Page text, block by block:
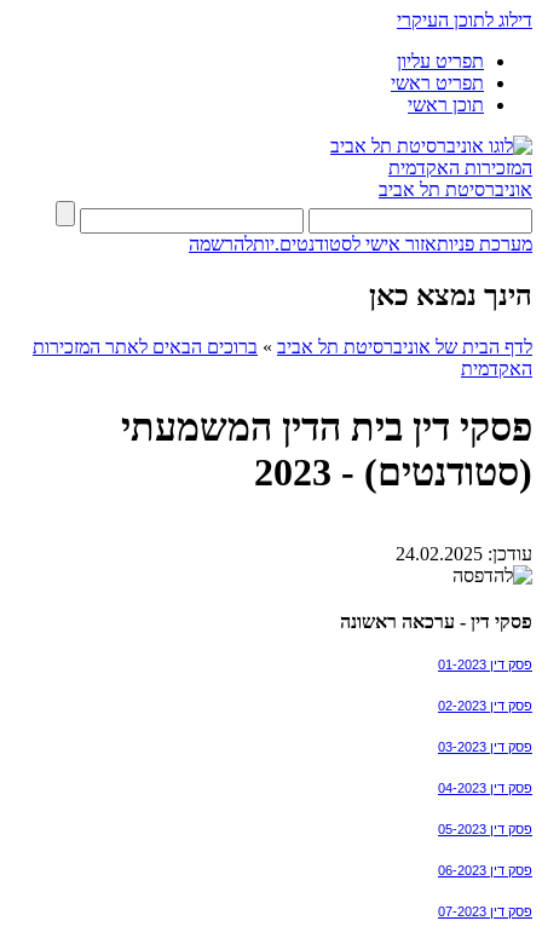
דילוג לתוכן העיקרי
תפריט עליון
תפריט ראשי
תוכן ראשי
המזכירות האקדמית
אוניברסיטת תל אביב
מערכת פניותאזור אישי לסטודנטים.יותלהרשמה
הינך נמצא כאן
לדף הבית של אוניברסיטת תל אביב » ברוכים הבאים לאתר המזכירות
האקדמית
פסקי דין בית הדין המשמעתי
(סטודנטים) - 2023
עודכן: 24.02.2025
פסקי דין - ערכאה ראשונה
פסק דין 01-2023
פסק דין 02-2023
פסק דין 03-2023
פסק דין 04-2023
פסק דין 05-2023
פסק דין 06-2023
פסק דין 07-2023